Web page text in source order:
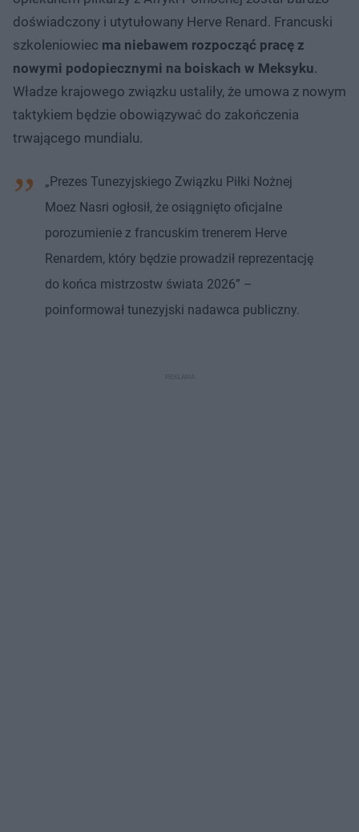
doświadczony i utytułowany Herve Renard. Francuski
szkoleniowiec ma niebawem rozpocząć pracę z
nowymi podopiecznymi na boiskach w Meksyku.
Władze krajowego związku ustaliły, że umowa z nowym
taktykiem będzie obowiązywać do zakończenia
trwającego mundialu.
„Prezes Tunezyjskiego Związku Piłki Nożnej
Moez Nasri ogłosił, że osiągnięto oficjalne
porozumienie z francuskim trenerem Herve
Renardem, który będzie prowadził reprezentację
do końca mistrzostw świata 2026” –
poinformował tunezyjski nadawca publiczny.